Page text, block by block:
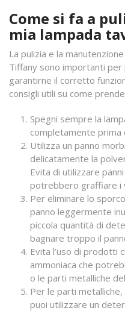
Come si fa a
mia lampada
La pulizia e la
Tiffany sono importanti
garantirne il corretto
consigli utili su come
Spegni sempre la
completamente prima
Utilizza un panno
delicatamente la
Evita di utilizzare
potrebbero graffiare i
Per eliminare lo
panno leggermente
piccola quantità di
bagnare troppo il
Evita l’uso di prodotti
ammoniaca che
o le parti metalliche
Per le parti
puoi utilizzare un